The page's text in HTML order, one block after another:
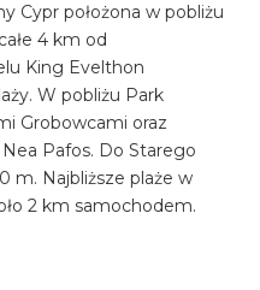
Cypr położona w pobliżu
4 km od
King Evelthon
W pobliżu Park
Grobowcami oraz
Pafos. Do Starego
m. Najbliższe plaże w
2 km samochodem.